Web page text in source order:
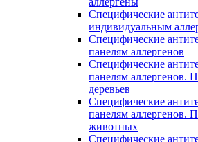
Специфические
индивидуальным
Специфические
панелям аллергенов
Специфические
панелям аллергенов.
деревьев
Специфические
панелям аллергенов.
животных
Специфические